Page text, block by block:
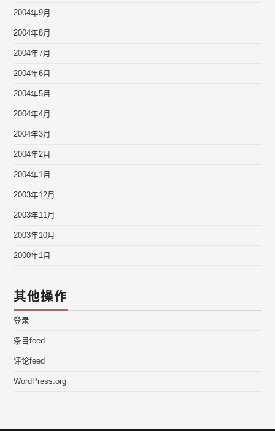
2004年9月
2004年8月
2004年7月
2004年6月
2004年5月
2004年4月
2004年3月
2004年2月
2004年1月
2003年12月
2003年11月
2003年10月
2000年1月
其他操作
登录
条目feed
评论feed
WordPress.org